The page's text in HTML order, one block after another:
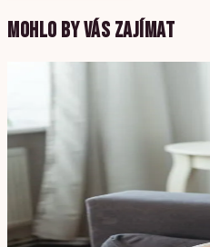
MOHLO BY VÁS ZAJÍMAT